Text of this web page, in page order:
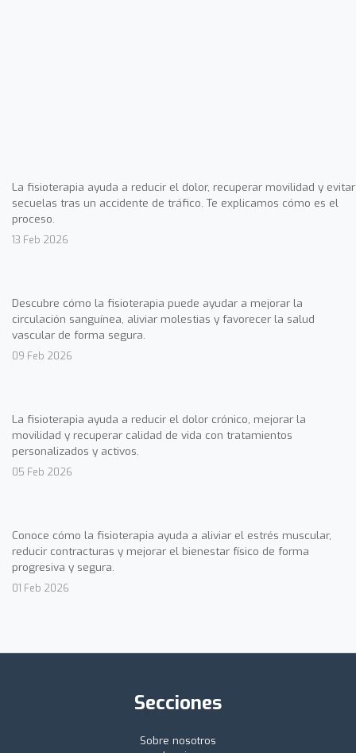
La fisioterapia ayuda a reducir el dolor, recuperar movilidad y evitar
secuelas tras un accidente de tráfico. Te explicamos cómo es el
proceso.
13 Feb 2026
Descubre cómo la fisioterapia puede ayudar a mejorar la
circulación sanguínea, aliviar molestias y favorecer la salud
vascular de forma segura.
09 Feb 2026
La fisioterapia ayuda a reducir el dolor crónico, mejorar la
movilidad y recuperar calidad de vida con tratamientos
personalizados y activos.
05 Feb 2026
Conoce cómo la fisioterapia ayuda a aliviar el estrés muscular,
reducir contracturas y mejorar el bienestar físico de forma
progresiva y segura.
01 Feb 2026
Secciones
Sobre nosotros